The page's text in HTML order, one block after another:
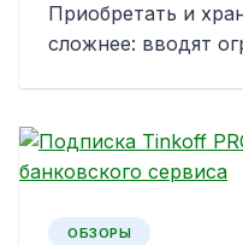
Приобретать и
сложнее: вводят
ОБЗОРЫ